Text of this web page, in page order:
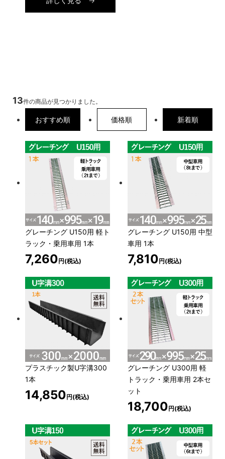
13件の商品が見つかりました。
おすすめ順 価格順 新着順
グレーチング U150用 軽ト
ラック・乗用車用 1本
7,260円(税込)
グレーチング U150用 中型
車用 1本
7,810円(税込)
プラスチック製U字溝300
1本
14,850円(税込)
グレーチング U300用 軽
トラック・乗用車用 2本セ
ット
18,700円(税込)